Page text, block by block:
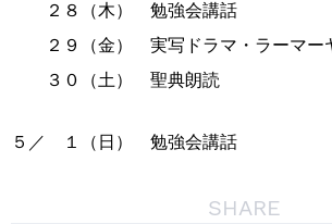
２８（木） 勉強会講話
２９（金） 実写ドラマ・ラーマー
３０（土） 聖典朗読
５／ １（日） 勉強会講話
SHARE